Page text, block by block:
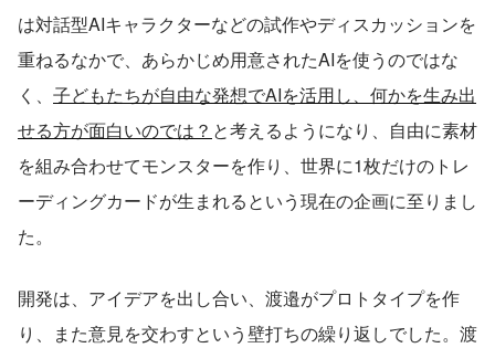
は対話型AIキャラクターなどの試作やディスカッションを
重ねるなかで、あらかじめ用意されたAIを使うのではな
く、 子どもたちが自由な発想でAIを活用し、何かを生み出
せる方が面白いのでは？ と考えるようになり、自由に素材
を組み合わせてモンスターを作り、世界に1枚だけのトレ
ーディングカードが生まれるという現在の企画に至りまし
た。
開発は、アイデアを出し合い、渡邉がプロトタイプを作
り、また意見を交わすという壁打ちの繰り返しでした。渡